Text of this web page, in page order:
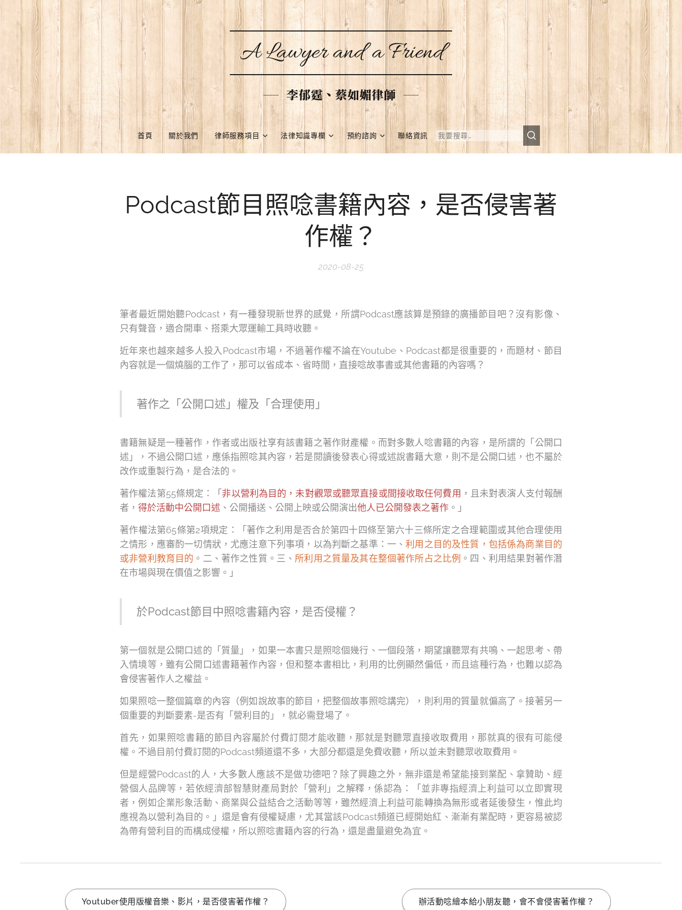
A Lawyer and a Friend
李郁霆、蔡如媚律師
首頁 關於我們 律師服務項目 法律知識專欄 預約諮詢 聯絡資訊
Podcast節目照唸書籍內容，是否侵害著
作權？
2020-08-25
筆者最近開始聽Podcast，有一種發現新世界的感覺，所謂Podcast應該算是預錄的廣播節目吧？沒有影像、
只有聲音，適合開車、搭乘大眾運輸工具時收聽。
近年來也越來越多人投入Podcast市場，不過著作權不論在Youtube、Podcast都是很重要的，而題材、節目
內容就是一個燒腦的工作了，那可以省成本、省時間，直接唸故事書或其他書籍的內容嗎？
著作之「公開口述」權及「合理使用」
書籍無疑是一種著作，作者或出版社享有該書籍之著作財產權。而對多數人唸書籍的內容，是所謂的「公開口
述」，不過公開口述，應係指照唸其內容，若是閱讀後發表心得或述說書籍大意，則不是公開口述，也不屬於
改作或重製行為，是合法的。
著作權法第55條規定：「 非以營利為目的，未對觀眾或聽眾直接或間接收取任何費用 ，且未對表演人支付報酬
者， 得於活動中公開口述 、公開播送、公開上映或公開演出他人已公開發表之著作 。」
著作權法第65條第2項規定：「著作之利用是否合於第四十四條至第六十三條所定之合理範圍或其他合理使用
之情形，應審酌一切情狀，尤應注意下列事項，以為判斷之基準：一、利用之目的及性質，包括係為商業目的
或非營利教育目的 。二、著作之性質。三、 所利用之質量及其在整個著作所占之比例 。四、利用結果對著作潛
在市場與現在價值之影響。」
於Podcast節目中照唸書籍內容，是否侵權？
第一個就是公開口述的「質量」，如果一本書只是照唸個幾行、一個段落，期望讓聽眾有共鳴、一起思考、帶
入情境等，雖有公開口述書籍著作內容，但和整本書相比，利用的比例顯然偏低，而且這種行為，也難以認為
會侵害著作人之權益。
如果照唸一整個篇章的內容（例如說故事的節目，把整個故事照唸講完），則利用的質量就偏高了。接著另一
個重要的判斷要素-是否有「營利目的」，就必需登場了。
首先，如果照唸書籍的節目內容屬於付費訂閱才能收聽，那就是對聽眾直接收取費用，那就真的很有可能侵
權。不過目前付費訂閱的Podcast頻道還不多，大部分都還是免費收聽，所以並未對聽眾收取費用。
但是經營Podcast的人，大多數人應該不是做功德吧？除了興趣之外，無非還是希望能接到業配、拿贊助、經
營個人品牌等，若依經濟部智慧財產局對於「營利」之解釋，係認為：「並非專指經濟上利益可以立即實現
者，例如企業形象活動、商業與公益結合之活動等等，雖然經濟上利益可能轉換為無形或者延後發生，惟此均
應視為以營利為目的。」還是會有侵權疑慮，尤其當該Podcast頻道已經開始紅、漸漸有業配時，更容易被認
為帶有營利目的而構成侵權，所以照唸書籍內容的行為，還是盡量避免為宜。
Youtuber使用版權音樂、影片，是否侵害著作權？ 辦活動唸繪本給小朋友聽，會不會侵害著作權？